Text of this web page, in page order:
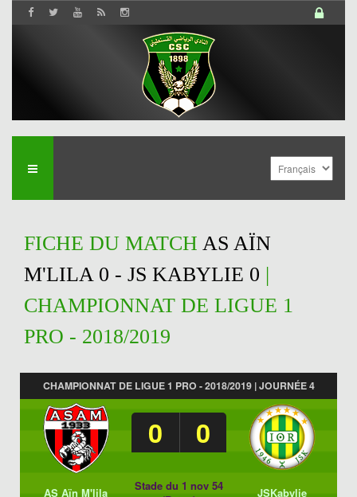
FICHE DU MATCH AS AÏN
M'LILA 0 - JS KABYLIE 0 |
CHAMPIONNAT DE LIGUE 1
PRO - 2018/2019
CHAMPIONNAT DE LIGUE 1 PRO - 2018/2019 | JOURNÉE 4
0 0
AS Aïn M'lila
Stade du 1 nov 54
JSKabylie